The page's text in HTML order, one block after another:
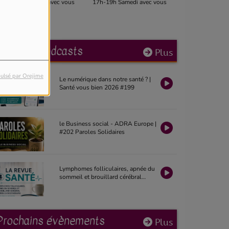
par Orejime
19h Dimanche avec vous 17h-19h Samedi avec vous
Plus
Derniers podcasts
Le numérique dans notre santé ? |
Santé vous bien 2026 #199
le Business social - ADRA Europe |
#202 Paroles Solidaires
Lymphomes folliculaires, apnée du
sommeil et brouillard cérébral
Plus
évènements